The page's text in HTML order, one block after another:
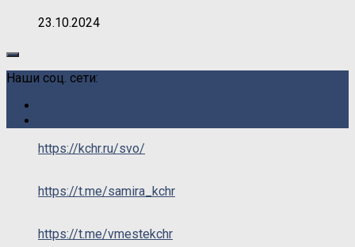
23.10.2024
Наши соц. сети:
https://kchr.ru/svo/
https://t.me/samira_kchr
https://t.me/vmestekchr